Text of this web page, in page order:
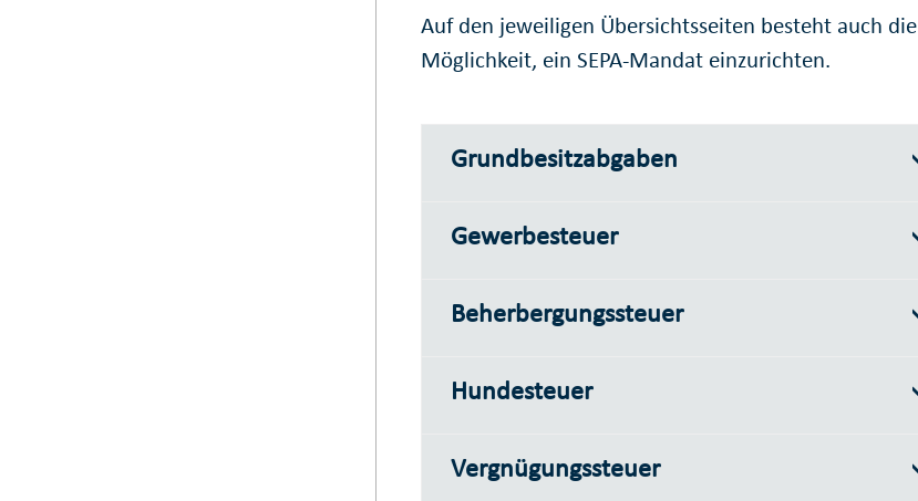
Auf den jeweiligen Übersichtsseiten besteht auch die
Möglichkeit, ein SEPA-Mandat einzurichten.
Grundbesitzabgaben
Gewerbesteuer
Beherbergungssteuer
Hundesteuer
Vergnügungssteuer